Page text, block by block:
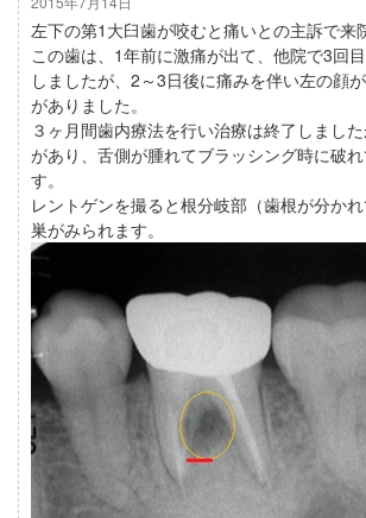
左下の第1大臼歯が咬むと痛いとの主訴で来
この歯は、1年前に激痛が出て、他院で3回
しましたが、2～3日後に痛みを伴い左の顔
がありました。
３ヶ月間歯内療法を行い治療は終了しまし
があり、舌側が腫れてブラッシング時に破
す。
レントゲンを撮ると根分岐部（歯根が分か
巣がみられます。